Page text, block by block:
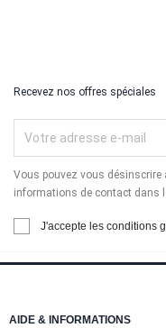
Recevez nos offres spéciales
Vous pouvez vous
informations de contact dans
J'accepte les conditions
AIDE & INFORMATIONS